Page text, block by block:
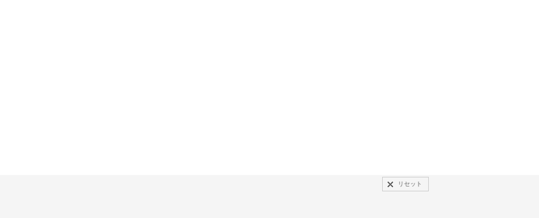
リセット